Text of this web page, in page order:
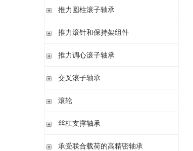
调心 有/无内圈
滚针/ 推力球轴承 无内圈 带或不带外罩
滚针/ 推力圆柱滚子轴承 无内圈 带或不带外罩
内圈 无润滑孔
双向推力角接触球轴承
推力圆柱滚子轴承
推力圆柱滚子轴承 保持架组件 推力轴承垫圈
推力滚针和保持架组件
推力滚针和保持架组件 推力轴承垫圈
与向心滚针轴承 组合使用
推力调心滚子轴承
推力调心滚子轴承
交叉滚子轴承
交叉滚子轴承
滚轮
支承型滚轮
球轴承滚轮
丝杠支撑轴承
推力角接触球轴承
承受联合载荷的高精密轴承